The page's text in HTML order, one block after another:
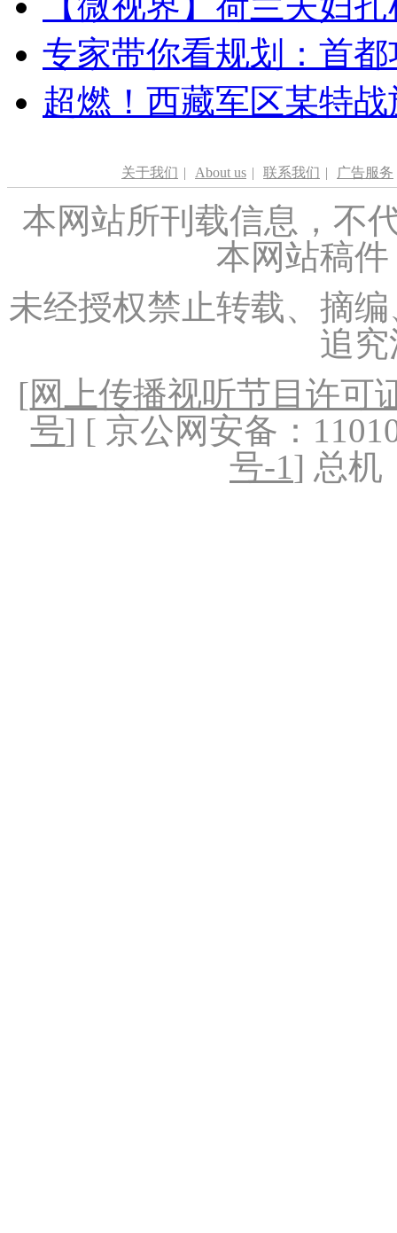
专家带你看规划：首
超燃！西藏军区某特
关于我们 | About us | 联系我们 | 广告服务
本网站所刊载信息，不
本网站稿
未经授权禁止转载、摘
追
[网上传播视听节目许可
号] [ 京公网安备：
号-1] 总机